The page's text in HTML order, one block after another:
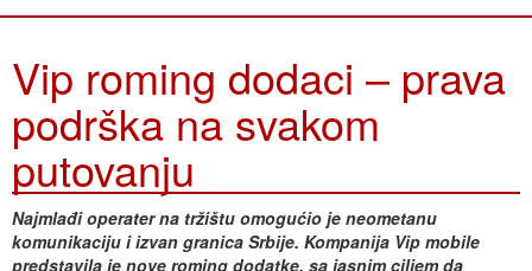
Vip roming dodaci – prava
podrška na svakom
putovanju
Najmlađi operater na tržištu omogućio je neometanu
komunikaciju i izvan granica Srbije. Kompanija Vip mobile
predstavila je nove roming dodatke, sa jasnim ciljem da